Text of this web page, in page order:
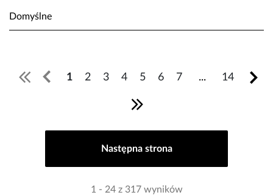
1 2 3 4 5 6 7 ... 14
Następna strona
1 - 24 z 317 wyników